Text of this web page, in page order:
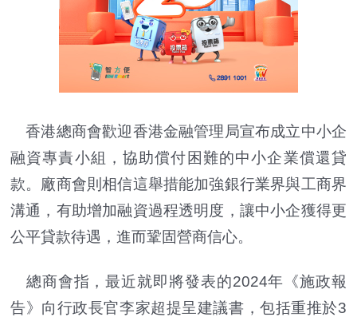
香港總商會歡迎香港金融管理局宣布成立中小企
融資專責小組，協助償付困難的中小企業償還貸
款。廠商會則相信這舉措能加強銀行業界與工商界
溝通，有助增加融資過程透明度，讓中小企獲得更
公平貸款待遇，進而鞏固營商信心。
總商會指，最近就即將發表的2024年《施政報
告》向行政長官李家超提呈建議書，包括重推於3